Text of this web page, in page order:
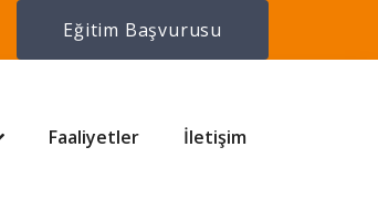
Eğitim Başvurusu
Faaliyetler İletişim